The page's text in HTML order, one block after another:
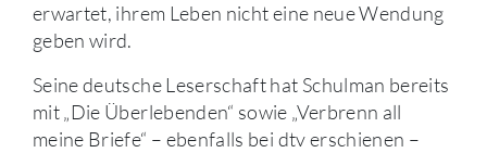
erwartet, ihrem Leben nicht eine neue Wendung
geben wird.
Seine deutsche Leserschaft hat Schulman bereits
mit „Die Überlebenden“ sowie „Verbrenn all
meine Briefe“ – ebenfalls bei dtv erschienen –